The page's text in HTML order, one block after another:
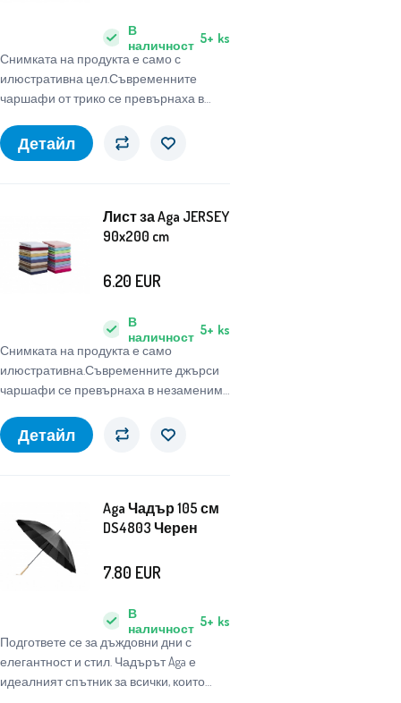
Снимката на продукта е само с
илюстративна цел.Съвременните
чаршафи от трико се превърнаха в
В
наличност 5+ ks
Детайл
Лист за Aga JERSEY
90x200 cm
Снимката на продукта е само
илюстративна.Съвременните джърси
чаршафи се превърнаха в незаменима
В
наличност 5+ ks
6.20 EUR
Детайл
Aga Чадър 105 см
DS4803 Черен
Подгответе се за дъждовни дни с
елегантност и стил. Чадърът Aga е
идеалният спътник за всички, които
В
наличност 5+ ks
7.80 EUR